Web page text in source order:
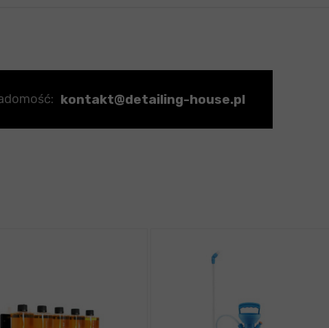
kontakt@detailing-house.pl